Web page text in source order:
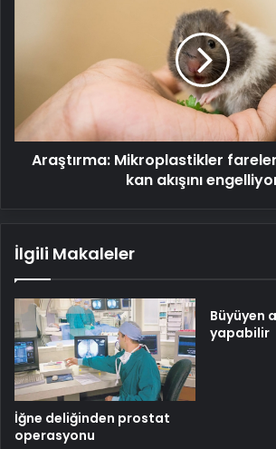
engelliyor
Araştırma: Mikroplastikler
kan akışını
İlgili Makaleler
İğne deliğinden prostat
operasyonu
Büyüyen
yapabilir